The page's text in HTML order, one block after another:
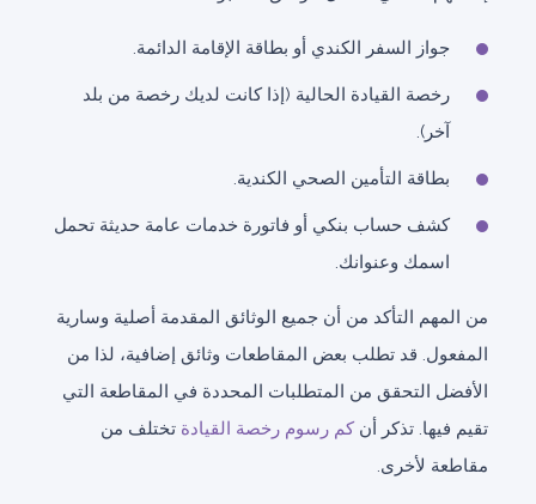
جواز السفر الكندي أو بطاقة الإقامة الدائمة.
رخصة القيادة الحالية (إذا كانت لديك رخصة من بلد
آخر).
بطاقة التأمين الصحي الكندية.
كشف حساب بنكي أو فاتورة خدمات عامة حديثة تحمل
اسمك وعنوانك.
من المهم التأكد من أن جميع الوثائق المقدمة أصلية وسارية
المفعول. قد تطلب بعض المقاطعات وثائق إضافية، لذا من
الأفضل التحقق من المتطلبات المحددة في المقاطعة التي
تقيم فيها. تذكر أن كم رسوم رخصة القيادة تختلف من
مقاطعة لأخرى.